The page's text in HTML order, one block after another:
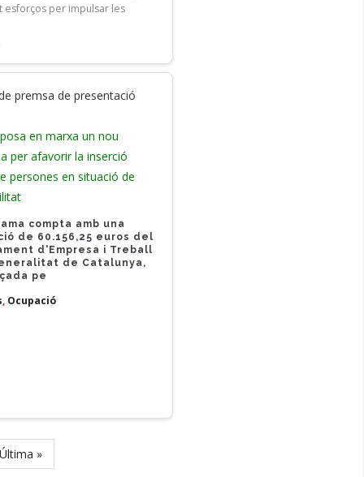
esforços per impulsar les
posa en marxa un nou
per afavorir la inserció
persones en situació de
compta amb una
de 60.156,25 euros del
d'Empresa i Treball
de Catalunya,
pe
, Ocupació
Last
Última »